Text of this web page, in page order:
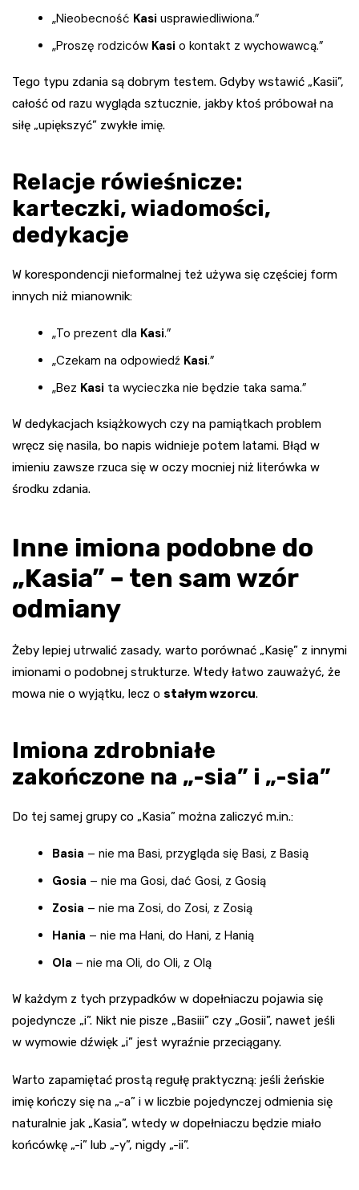
„Nieobecność Kasi usprawiedliwiona.”
„Proszę rodziców Kasi o kontakt z wychowawcą.”
Tego typu zdania są dobrym testem. Gdyby wstawić „Kasii”,
całość od razu wygląda sztucznie, jakby ktoś próbował na
siłę „upiększyć” zwykłe imię.
Relacje rówieśnicze:
karteczki, wiadomości,
dedykacje
W korespondencji nieformalnej też używa się częściej form
innych niż mianownik:
„To prezent dla Kasi.”
„Czekam na odpowiedź Kasi.”
„Bez Kasi ta wycieczka nie będzie taka sama.”
W dedykacjach książkowych czy na pamiątkach problem
wręcz się nasila, bo napis widnieje potem latami. Błąd w
imieniu zawsze rzuca się w oczy mocniej niż literówka w
środku zdania.
Inne imiona podobne do
„Kasia” – ten sam wzór
odmiany
Żeby lepiej utrwalić zasady, warto porównać „Kasię” z innymi
imionami o podobnej strukturze. Wtedy łatwo zauważyć, że
mowa nie o wyjątku, lecz o stałym wzorcu.
Imiona zdrobniałe
zakończone na „-sia” i „-sia”
Do tej samej grupy co „Kasia” można zaliczyć m.in.:
Basia – nie ma Basi, przygląda się Basi, z Basią
Gosia – nie ma Gosi, dać Gosi, z Gosią
Zosia – nie ma Zosi, do Zosi, z Zosią
Hania – nie ma Hani, do Hani, z Hanią
Ola – nie ma Oli, do Oli, z Olą
W każdym z tych przypadków w dopełniaczu pojawia się
pojedyncze „i”. Nikt nie pisze „Basiii” czy „Gosii”, nawet jeśli
w wymowie dźwięk „i” jest wyraźnie przeciągany.
Warto zapamiętać prostą regułę praktyczną: jeśli żeńskie
imię kończy się na „-a” i w liczbie pojedynczej odmienia się
naturalnie jak „Kasia”, wtedy w dopełniaczu będzie miało
końcówkę „-i” lub „-y”, nigdy „-ii”.